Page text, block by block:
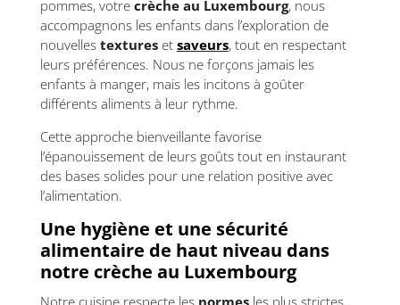
pommes, votre crèche au Luxembourg, nous
accompagnons les enfants dans l’exploration de
nouvelles textureset saveurs, tout en respectant
leurs préférences. Nous ne forçons jamais les
enfants à manger, mais les incitons à goûter
différents aliments à leur rythme.
Cette approche bienveillante favorise
l’épanouissement de leurs goûts tout en instaurant
des bases solides pour une relation positive avec
l’alimentation.
Une hygiène et une sécurité
alimentaire de haut niveau dans
notre crèche au Luxembourg
Notre cuisine respecte les normesles plus strictes